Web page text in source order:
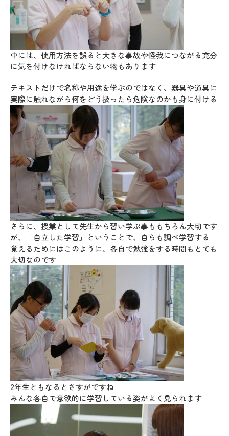
中には、使用方法を誤ると大きな事故や怪我につながる充分
に気を付けなければならない物もあります
テキストだけで名称や用途を学ぶのではなく、器具や道具に
実際に触れながら何をどう扱ったら危険なのかも身に付ける
さらに、授業として先生から習い学ぶ事ももちろん大切です
が、「自立した学習」ということで、自らも調べ学習する
覚えるためにはこのように、各自で勉強をする時間もとても
大切なのです
2年生ともなるとさすがですね
みんな各自で意欲的に学習している姿がよく見られます